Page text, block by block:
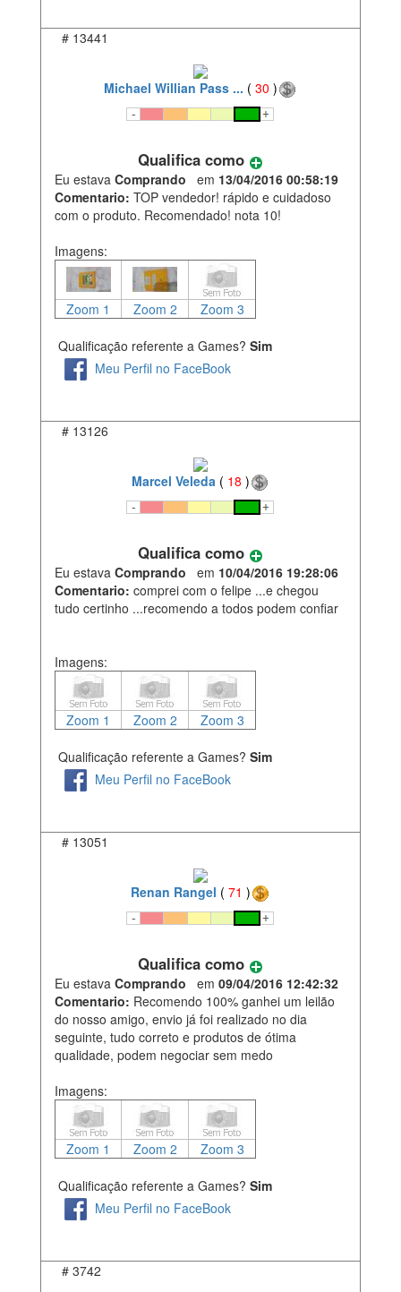
# 13441
Michael Willian Pass ... ( 30 )
Qualifica como
Eu estava Comprando em 13/04/2016 00:58:19
Comentario: TOP vendedor! rápido e cuidadoso
com o produto. Recomendado! nota 10!
Imagens:
Zoom 1 Zoom 2 Zoom 3
Qualificação referente a Games? Sim
Meu Perfil no FaceBook
# 13126
Marcel Veleda ( 18 )
Qualifica como
Eu estava Comprando em 10/04/2016 19:28:06
Comentario: comprei com o felipe ...e chegou
tudo certinho ...recomendo a todos podem confiar
Imagens:
Zoom 1 Zoom 2 Zoom 3
Qualificação referente a Games? Sim
Meu Perfil no FaceBook
# 13051
Renan Rangel ( 71 )
Qualifica como
Eu estava Comprando em 09/04/2016 12:42:32
Comentario: Recomendo 100% ganhei um leilão
do nosso amigo, envio já foi realizado no dia
seguinte, tudo correto e produtos de ótima
qualidade, podem negociar sem medo
Imagens:
Zoom 1 Zoom 2 Zoom 3
Qualificação referente a Games? Sim
Meu Perfil no FaceBook
# 3742